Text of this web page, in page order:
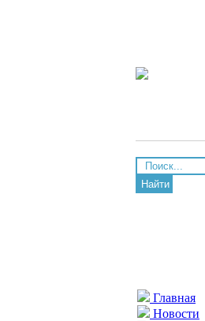
Найти
Главная
Новости